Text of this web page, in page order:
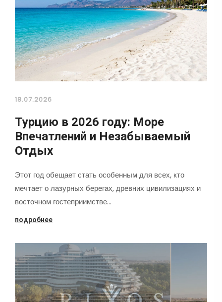
18.07.2026
Турцию в 2026 году: Море
Впечатлений и Незабываемый
Отдых
Этот год обещает стать особенным для всех, кто
мечтает о лазурных берегах, древних цивилизациях и
восточном гостеприимстве…
подробнее